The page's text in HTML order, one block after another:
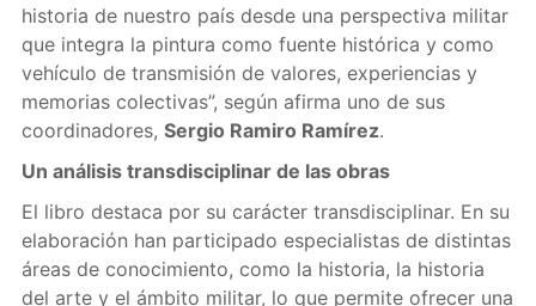
historia de nuestro país desde una perspectiva militar
que integra la pintura como fuente histórica y como
vehículo de transmisión de valores, experiencias y
memorias colectivas”, según afirma uno de sus
coordinadores, Sergio Ramiro Ramírez.
Un análisis transdisciplinar de las obras
El libro destaca por su carácter transdisciplinar. En su
elaboración han participado especialistas de distintas
áreas de conocimiento, como la historia, la historia
del arte y el ámbito militar, lo que permite ofrecer una